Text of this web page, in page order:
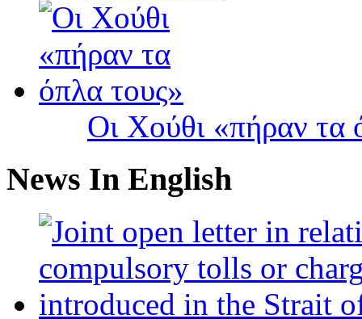
Οι Χούθι «πήραν τα
News In English